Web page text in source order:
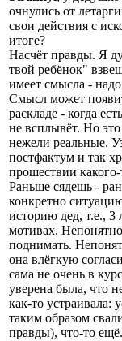
очнулись от
свои действия с
итоге?
Насчёт правды. Я
твой ребёнок"
имеет смысла -
Смысл может
раскладе - когда
не всплывёт. Но
нежели реальные.
постфактум и так
прошествии
Раньше сядешь -
конкретно
историю дед, т.е., 3
мотивах.
поднимать.
она влёгкую
сама не очень в
уверена была, что
как-то устраивала:
таким образом
правды), что-то ещё.